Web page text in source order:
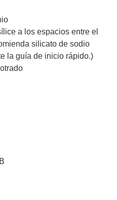
a los espacios entre el
silicato de sodio
la guía de inicio rápido.)